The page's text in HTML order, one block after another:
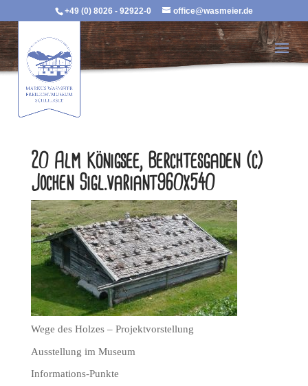
+49 (0) 8026 - 92922-0 office@wasmeier.de
20 Alm Königsee, Berchtesgaden (c)
Jochen Sigl.variant960x540
Wege des Holzes – Projektvorstellung
Ausstellung im Museum
Informations-Punkte